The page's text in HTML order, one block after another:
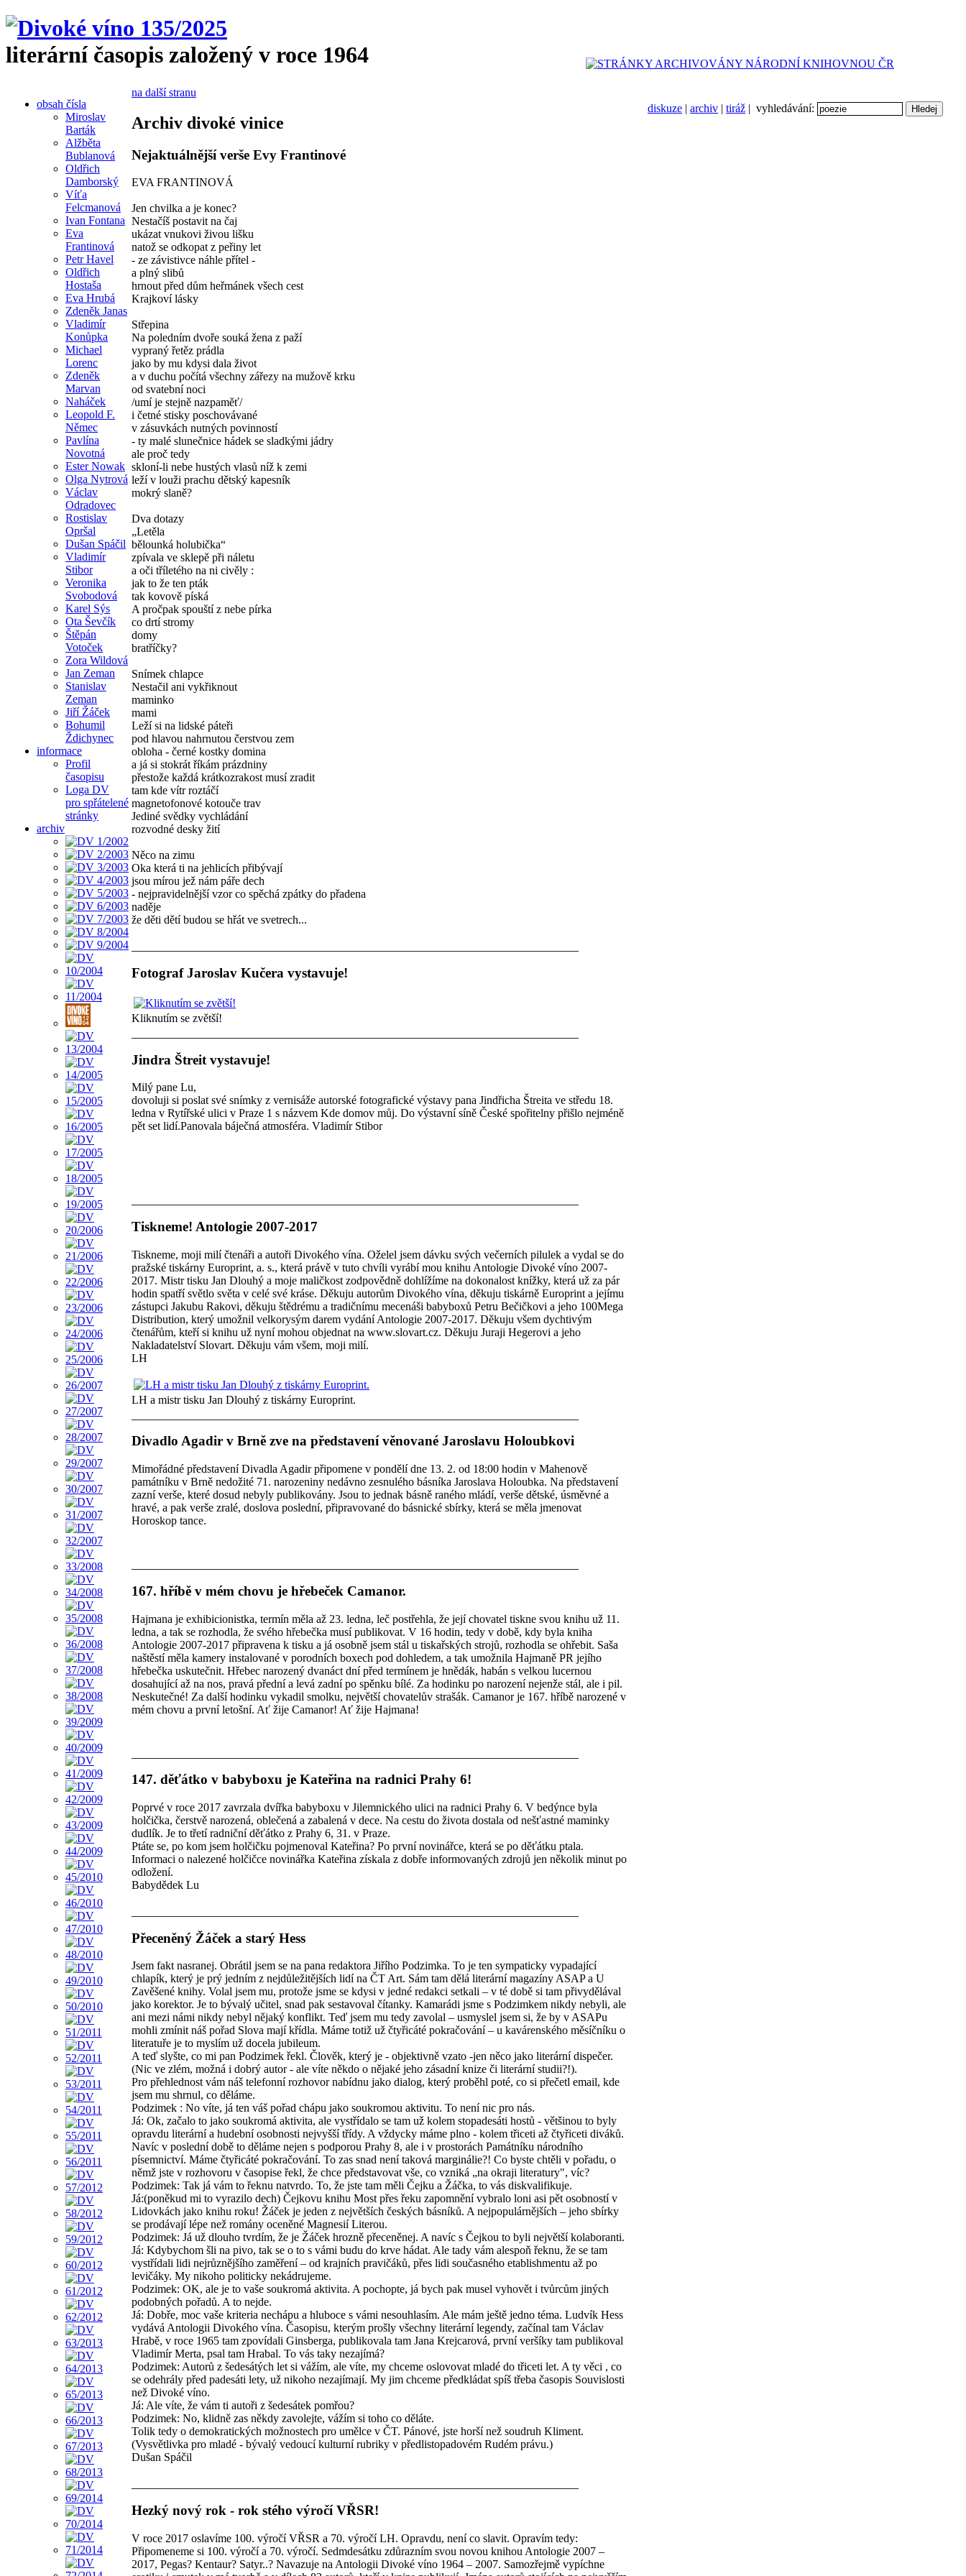
literární časopis založený v roce 1964
diskuze | archiv | tiráž | vyhledávání:
obsah čísla
Miroslav
Barták
Alžběta
Bublanová
Oldřich
Damborský
Víťa
Felcmanová
Ivan Fontana
Eva
Frantinová
Petr Havel
Oldřich
Hostaša
Eva Hrubá
Zdeněk Janas
Vladimír
Konůpka
Michael
Lorenc
Zdeněk
Marvan
Naháček
Leopold F.
Němec
Pavlína
Novotná
Ester Nowak
Olga Nytrová
Václav
Odradovec
Rostislav
Opršal
Dušan Spáčil
Vladimír
Stibor
Veronika
Svobodová
Karel Sýs
Ota Ševčík
Štěpán
Votoček
Zora Wildová
Jan Zeman
Stanislav
Zeman
Jiří Žáček
Bohumil
Ždichynec
informace
Profil
časopisu
Loga DV
pro spřátelené
stránky
archiv
na další stranu
Archiv divoké vinice
Nejaktuálnější verše Evy Frantinové
EVA FRANTINOVÁ
Jen chvilka a je konec?
Nestačíš postavit na čaj
ukázat vnukovi živou lišku
natož se odkopat z peřiny let
- ze závistivce náhle přítel -
a plný slibů
hrnout před dům heřmánek všech cest
Krajkoví lásky
Střepina
Na poledním dvoře souká žena z paží
vypraný řetěz prádla
jako by mu kdysi dala život
a v duchu počítá všechny zářezy na mužově krku
od svatební noci
/umí je stejně nazpaměť/
i četné stisky poschovávané
v zásuvkách nutných povinností
- ty malé slunečnice hádek se sladkými jádry
ale proč tedy
skloní-li nebe hustých vlasů níž k zemi
leží v louži prachu dětský kapesník
mokrý slaně?
Dva dotazy
„Letěla
bělounká holubička“
zpívala ve sklepě při náletu
a oči tříletého na ni civěly :
jak to že ten pták
tak kovově píská
A pročpak spouští z nebe pírka
co drtí stromy
domy
bratříčky?
Snímek chlapce
Nestačil ani vykřiknout
maminko
mami
Leží si na lidské páteři
pod hlavou nahrnutou čerstvou zem
obloha - černé kostky domina
a já si stokrát říkám prázdniny
přestože každá krátkozrakost musí zradit
tam kde vítr roztáčí
magnetofonové kotouče trav
Jediné svědky vychládání
rozvodné desky žití
Něco na zimu
Oka která ti na jehlicích přibývají
jsou mírou jež nám páře dech
- nejpravidelnější vzor co spěchá zpátky do přadena
naděje
že děti dětí budou se hřát ve svetrech...
Fotograf Jaroslav Kučera vystavuje!
Kliknutím se zvětší!
Jindra Štreit vystavuje!
Milý pane Lu,
dovoluji si poslat své snímky z vernisáže autorské fotografické výstavy pana Jindřicha Štreita ve středu 18.
ledna v Rytířské ulici v Praze 1 s názvem Kde domov můj. Do výstavní síně České spořitelny přišlo nejméně
pět set lidí.Panovala báječná atmosféra. Vladimír Stibor
Tiskneme! Antologie 2007-2017
Tiskneme, moji milí čtenáři a autoři Divokého vína. Oželel jsem dávku svých večerních pilulek a vydal se do
pražské tiskárny Europrint, a. s., která právě v tuto chvíli vyrábí mou knihu Antologie Divoké víno 2007-
2017. Mistr tisku Jan Dlouhý a moje maličkost zodpovědně dohlížíme na dokonalost knížky, která už za pár
hodin spatří světlo světa v celé své kráse. Děkuju autorům Divokého vína, děkuju tiskárně Europrint a jejímu
zástupci Jakubu Rakovi, děkuju štědrému a tradičnímu mecenáši babyboxů Petru Bečičkovi a jeho 100Mega
Distribution, který umožnil velkorysým darem vydání Antologie 2007-2017. Děkuju všem dychtivým
čtenářům, kteří si knihu už nyní mohou objednat na www.slovart.cz. Děkuju Juraji Hegerovi a jeho
Nakladatelství Slovart. Děkuju vám všem, moji milí.
LH
LH a mistr tisku Jan Dlouhý z tiskárny Europrint.
Divadlo Agadir v Brně zve na představení věnované Jaroslavu Holoubkovi
Mimořádné představení Divadla Agadir připomene v pondělí dne 13. 2. od 18:00 hodin v Mahenově
památníku v Brně nedožité 71. narozeniny nedávno zesnulého básníka Jaroslava Holoubka. Na představení
zazní verše, které dosud nebyly publikovány. Jsou to jednak básně raného mládí, verše dětské, úsměvné a
hravé, a pak verše zralé, doslova poslední, připravované do básnické sbírky, která se měla jmenovat
Horoskop tance.
167. hříbě v mém chovu je hřebeček Camanor.
Hajmana je exhibicionistka, termín měla až 23. ledna, leč postřehla, že její chovatel tiskne svou knihu už 11.
ledna, a tak se rozhodla, že svého hřebečka musí publikovat. V 16 hodin, tedy v době, kdy byla kniha
Antologie 2007-2017 připravena k tisku a já osobně jsem stál u tiskařských strojů, rozhodla se ohřebit. Saša
naštěstí měla kamery instalované v porodních boxech pod dohledem, a tak umožnila Hajmaně PR jejího
hřebečka uskutečnit. Hřebec narozený dvanáct dní před termínem je hnědák, habán s velkou lucernou
dosahující až na nos, pravá přední a levá zadní po spěnku bílé. Za hodinku po narození nejenže stál, ale i pil.
Neskutečné! Za další hodinku vykadil smolku, největší chovatelův strašák. Camanor je 167. hříbě narozené v
mém chovu a první letošní. Ať žije Camanor! Ať žije Hajmana!
147. děťátko v babyboxu je Kateřina na radnici Prahy 6!
Poprvé v roce 2017 zavrzala dvířka babyboxu v Jilemnického ulici na radnici Prahy 6. V bedýnce byla
holčička, čerstvě narozená, oblečená a zabalená v dece. Na cestu do života dostala od nešťastné maminky
dudlík. Je to třetí radniční děťátko z Prahy 6, 31. v Praze.
Ptáte se, po kom jsem holčičku pojmenoval Kateřina? Po první novinářce, která se po děťátku ptala.
Informaci o nalezené holčičce novinářka Kateřina získala z dobře informovaných zdrojů jen několik minut po
odložení.
Babydědek Lu
Přeceněný Žáček a starý Hess
Jsem fakt nasranej. Obrátil jsem se na pana redaktora Jiřího Podzimka. To je ten sympaticky vypadající
chlapík, který je prý jedním z nejdůležitějších lidí na ČT Art. Sám tam dělá literární magazíny ASAP a U
Zavěšené knihy. Volal jsem mu, protože jsme se kdysi v jedné redakci setkali – v té době si tam přivydělával
jako korektor. Je to bývalý učitel, snad pak sestavoval čítanky. Kamarádi jsme s Podzimkem nikdy nebyli, ale
ani mezi námi nikdy nebyl nějaký konflikt. Teď jsem mu tedy zavolal – usmyslel jsem si, že by v ASAPu
mohli zmínit náš pořad Slova mají křídla. Máme totiž už čtyřicáté pokračování – u kavárenského měsíčníku o
literatuře je to myslím už docela jubileum.
A teď slyšte, co mi pan Podzimek řekl. Člověk, který je - objektivně vzato -jen něco jako literární dispečer.
(Nic ve zlém, možná i dobrý autor - ale víte někdo o nějaké jeho zásadní knize či literární studii?!).
Pro přehlednost vám náš telefonní rozhovor nabídnu jako dialog, který proběhl poté, co si přečetl email, kde
jsem mu shrnul, co děláme.
Podzimek : No víte, já ten váš pořad chápu jako soukromou aktivitu. To není nic pro nás.
Já: Ok, začalo to jako soukromá aktivita, ale vystřídalo se tam už kolem stopadesáti hostů - většinou to byly
opravdu literární a hudební osobnosti nejvyšší třídy. A vždycky máme plno - kolem třiceti až čtyřiceti diváků.
Navíc v poslední době to děláme nejen s podporou Prahy 8, ale i v prostorách Památníku národního
písemnictví. Máme čtyřicáté pokračování. To zas snad není taková marginálie?! Co byste chtěli v pořadu, o
němž jste v rozhovoru v časopise řekl, že chce představovat vše, co vzniká „na okraji literatury", víc?
Podzimek: Tak já vám to řeknu natvrdo. To, že jste tam měli Čejku a Žáčka, to vás diskvalifikuje.
Já:(poněkud mi to vyrazilo dech) Čejkovu knihu Most přes řeku zapomnění vybralo loni asi pět osobností v
Lidovkách jako knihu roku! Žáček je jeden z největších českých básníků. A nejpopulárnějších – jeho sbírky
se prodávají lépe než romány oceněné Magnesií Literou.
Podzimek: Já už dlouho tvrdím, že je Žáček hrozně přeceněnej. A navíc s Čejkou to byli největší kolaboranti.
Já: Kdybychom šli na pivo, tak se o to s vámi budu do krve hádat. Ale tady vám alespoň řeknu, že se tam
vystřídali lidi nejrůznějšího zaměření – od krajních pravičáků, přes lidi současného etablishmentu až po
levičáky. My nikoho politicky nekádrujeme.
Podzimek: OK, ale je to vaše soukromá aktivita. A pochopte, já bych pak musel vyhovět i tvůrcům jiných
podobných pořadů. A to nejde.
Já: Dobře, moc vaše kriteria nechápu a hluboce s vámi nesouhlasím. Ale mám ještě jedno téma. Ludvík Hess
vydává Antologii Divokého vína. Časopisu, kterým prošly všechny literární legendy, začínal tam Václav
Hrabě, v roce 1965 tam zpovídali Ginsberga, publikovala tam Jana Krejcarová, první veršíky tam publikoval
Vladimír Merta, psal tam Hrabal. To vás taky nezajímá?
Podzimek: Autorů z šedesátých let si vážím, ale víte, my chceme oslovovat mladé do třiceti let. A ty věci , co
se odehrály před padesáti lety, už nikoho nezajímají. My jim chceme předkládat spíš třeba časopis Souvislosti
než Divoké víno.
Já: Ale víte, že vám ti autoři z šedesátek pomřou?
Podzimek: No, klidně zas někdy zavolejte, vážím si toho co děláte.
Tolik tedy o demokratických možnostech pro umělce v ČT. Pánové, jste horší než soudruh Kliment.
(Vysvětlivka pro mladé - bývalý vedoucí kulturní rubriky v předlistopadovém Rudém právu.)
Dušan Spáčil
Hezký nový rok - rok stého výročí VŘSR!
V roce 2017 oslavíme 100. výročí VŘSR a 70. výročí LH. Opravdu, není co slavit. Opravím tedy:
Připomeneme si 100. výročí a 70. výročí. Sedmdesátku zdůrazním svou novou knihou Antologie 2007 –
2017, Pegas? Kentaur? Satyr..? Navazuje na Antologii Divoké víno 1964 – 2007. Samozřejmě vypíchne